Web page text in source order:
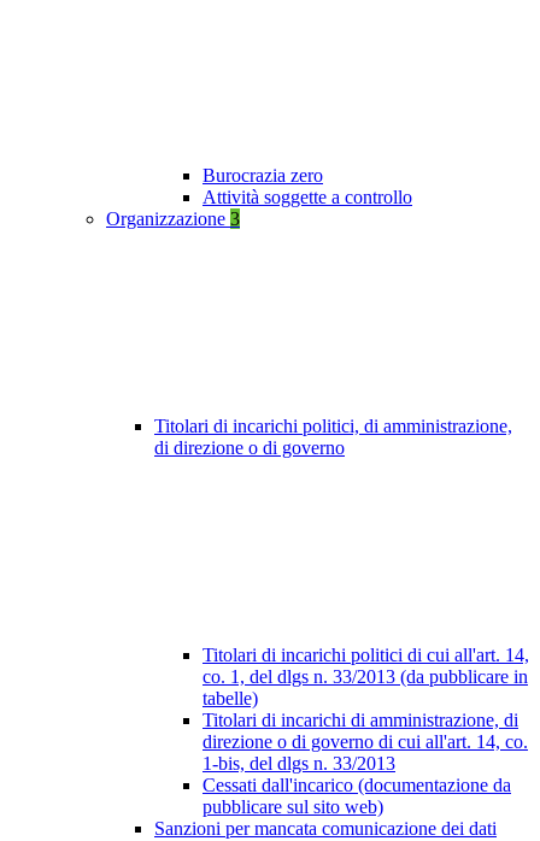
Burocrazia zero
Attività soggette a controllo
Organizzazione 3
Titolari di incarichi politici, di amministrazione,
di direzione o di governo
Titolari di incarichi politici di cui all'art. 14,
co. 1, del dlgs n. 33/2013 (da pubblicare in
tabelle)
Titolari di incarichi di amministrazione, di
direzione o di governo di cui all'art. 14, co.
1-bis, del dlgs n. 33/2013
Cessati dall'incarico (documentazione da
pubblicare sul sito web)
Sanzioni per mancata comunicazione dei dati